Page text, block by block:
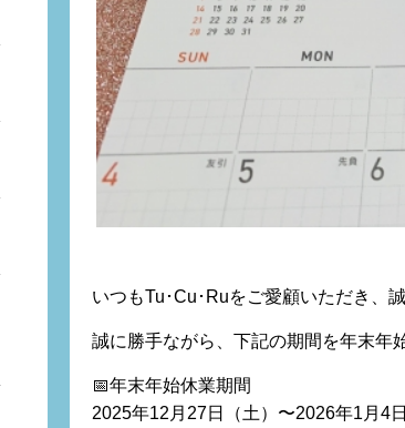
いつもTu･Cu･Ruをご愛顧いただき、
誠に勝手ながら、下記の期間を年末年
📅年末年始休業期間
2025年12月27日（土）〜2026年1月4日